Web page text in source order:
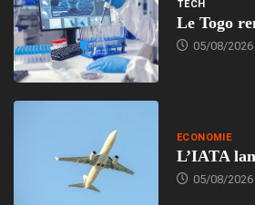
TECH
Le Togo
05/08/2026
ECONOMIE
L’IATA
05/08/2026